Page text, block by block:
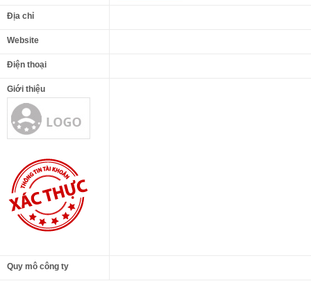
Địa chỉ
Website
Điện thoại
Giới thiệu
Quy mô công ty